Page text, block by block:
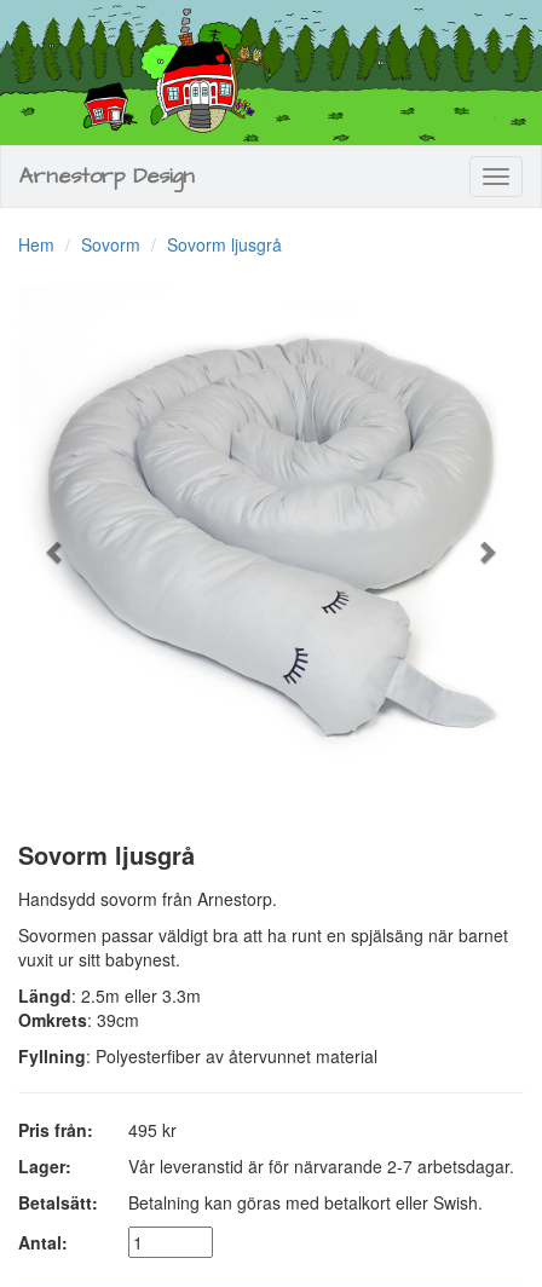
Arnestorp Design
Hem Sovorm Sovorm ljusgrå
Sovorm ljusgrå
Handsydd sovorm från Arnestorp.
Sovormen passar väldigt bra att ha runt en spjälsäng när barnet
vuxit ur sitt babynest.
Längd: 2.5m eller 3.3m
Omkrets: 39cm
Fyllning: Polyesterfiber av återvunnet material
Pris från:
495 kr
Lager:
Vår leveranstid är för närvarande 2-7 arbetsdagar.
Betalsätt:
Betalning kan göras med betalkort eller Swish.
Antal: